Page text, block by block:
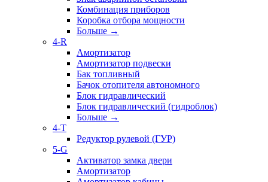
Комбинация приборов
Коробка отбора мощности
Больше →
4-R
Амортизатор
Амортизатор подвески
Бак топливный
Бачок отопителя автономного
Блок гидравлический
Блок гидравлический (гидроблок)
Больше →
4-T
Редуктор рулевой (ГУР)
5-G
Активатор замка двери
Амортизатор